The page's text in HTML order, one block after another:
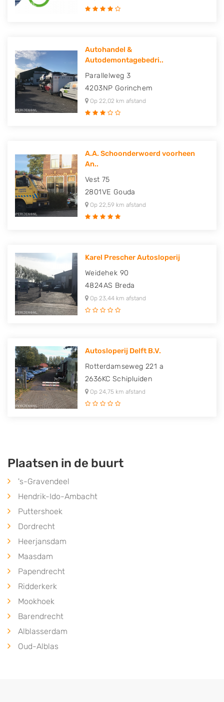
Autohandel &
Autodemontagebedri..
Parallelweg 3
4203NP Gorinchem
Op 22,02 km afstand
A.A. Schoonderwoerd voorheen
An..
Vest 75
2801VE Gouda
Op 22,59 km afstand
Karel Prescher Autosloperij
Weidehek 90
4824AS Breda
Op 23,44 km afstand
Autosloperij Delft B.V.
Rotterdamseweg 221 a
2636KC Schipluiden
Op 24,75 km afstand
Plaatsen in de buurt
's-Gravendeel
Hendrik-Ido-Ambacht
Puttershoek
Dordrecht
Heerjansdam
Maasdam
Papendrecht
Ridderkerk
Mookhoek
Barendrecht
Alblasserdam
Oud-Alblas